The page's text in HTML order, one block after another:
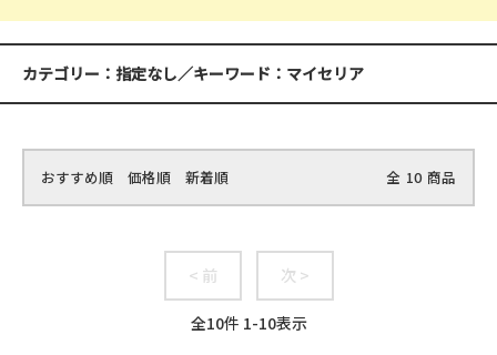
カテゴリー：指定なし／キーワード：マイセリア
おすすめ順 価格順 新着順 全 10 商品
< 前 次 >
全10件 1-10表示